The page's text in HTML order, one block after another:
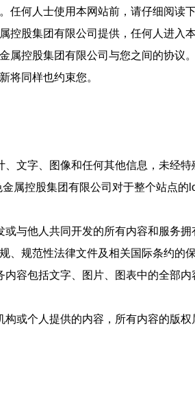
任何人士使用本网站前，请仔细阅读下
控股集团有限公司提供，任何人进
属控股集团有限公司与您之间的协
将同样也约束您。
文字、图像和任何其他信息，未经
属控股集团有限公司对于整个站点
与他人共同开发的所有内容和服务
、规范性法律文件及相关国际条约的
容包括文字、图片、图表中的全部
或个人提供的内容，所有内容的版